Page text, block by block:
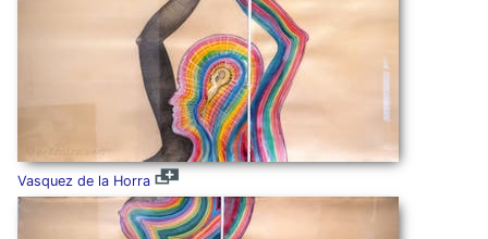
Vasquez de la Horra